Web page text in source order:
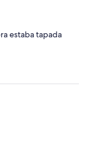
estaba tapada